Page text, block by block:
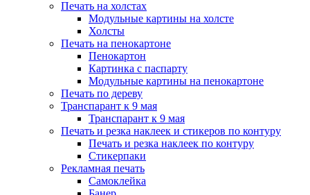
Печать на холстах
Модульные картины на холсте
Холсты
Печать на пенокартоне
Пенокартон
Картинка с паспарту
Модульные картины на пенокартоне
Печать по дереву
Транспарант к 9 мая
Транспарант к 9 мая
Печать и резка наклеек и стикеров по контуру
Печать и резка наклеек по контуру
Стикерпаки
Рекламная печать
Самоклейка